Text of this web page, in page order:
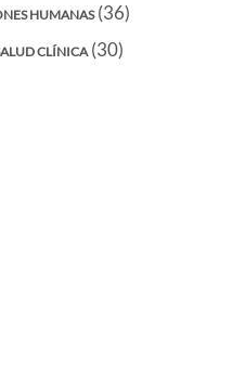
HUMANAS(36)
CLÍNICA (30)